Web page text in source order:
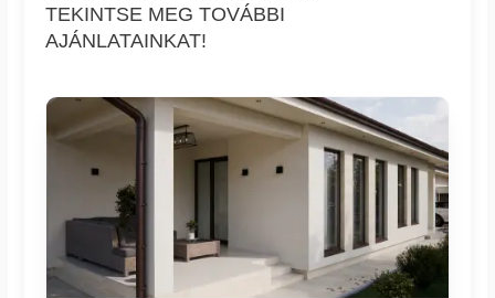
TEKINTSE MEG TOVÁBBI
AJÁNLATAINKAT!